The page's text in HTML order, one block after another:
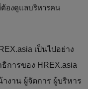
ต้องดูแลบริหารคน
เป็นไปอย่าง
การของ HREX.asia
งาน ผู้จัดการ ผู้บริหาร